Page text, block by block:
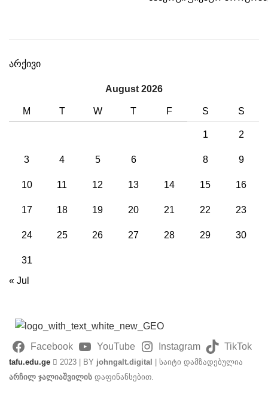
არქივი
August 2026
M T W T F S S
1 2
3 4 5 6 8 9
10 11 12 13 14 15 16
17 18 19 20 21 22 23
24 25 26 27 28 29 30
31
« Jul
Facebook YouTube Instagram TikTok
tafu.edu.ge 2023 | BY johngalt.digital
| საიტი დამზადებულია
არჩილ ჯალიაშვილის დაფინანსებით.